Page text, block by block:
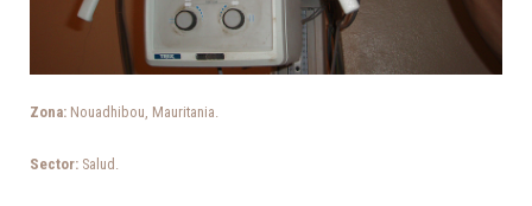
Zona: Nouadhibou, Mauritania.
Sector: Salud.